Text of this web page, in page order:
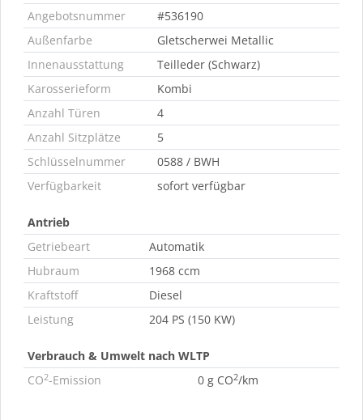
Angebotsnummer
#536190
Außenfarbe
Gletscherwei Metallic
Innenausstattung
Teilleder (Schwarz)
Karosserieform
Kombi
Anzahl Türen
4
Anzahl Sitzplätze
5
Schlüsselnummer
0588 / BWH
Verfügbarkeit
sofort verfügbar
Antrieb
Getriebeart
Automatik
Hubraum
1968 ccm
Kraftstoff
Diesel
Leistung
204 PS (150 KW)
Verbrauch & Umwelt nach WLTP
CO2-Emission 0 g CO2/km